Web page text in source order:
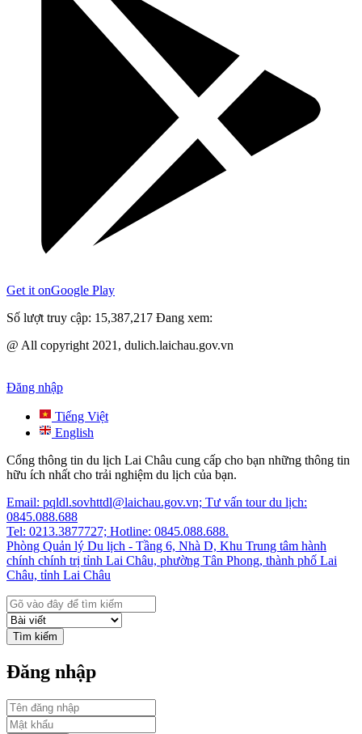
Get it onGoogle Play
Số lượt truy cập: 15,387,217 Đang xem:
@ All copyright 2021, dulich.laichau.gov.vn
Đăng nhập
Tiếng Việt
English
Cổng thông tin du lịch Lai Châu cung cấp cho bạn những thông tin
hữu ích nhất cho trải nghiệm du lịch của bạn.
Email: pqldl.sovhttdl@laichau.gov.vn; Tư vấn tour du lịch:
0845.088.688
Tel: 0213.3877727; Hotline: 0845.088.688.
Phòng Quản lý Du lịch - Tầng 6, Nhà D, Khu Trung tâm hành
chính chính trị tỉnh Lai Châu, phường Tân Phong, thành phố Lai
Châu, tỉnh Lai Châu
Tìm kiếm
Đăng nhập